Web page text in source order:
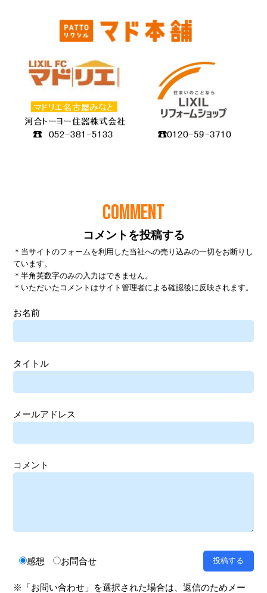
COMMENT
コメントを投稿する
＊当サイトのフォームを利用した当社への売り込みの一切をお断りし
ています。
＊半角英数字のみの入力はできません。
＊いただいたコメントはサイト管理者による確認後に反映されます。
お名前
タイトル
メールアドレス
コメント
感想 お問合せ
※「お問い合わせ」を選択された場合は、返信のためメー